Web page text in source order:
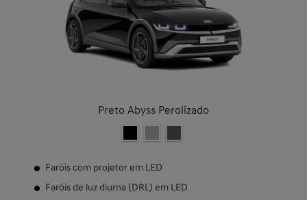
Preto Abyss Perolizado
Faróis com projetor em LED
Faróis de luz diurna (DRL) em LED